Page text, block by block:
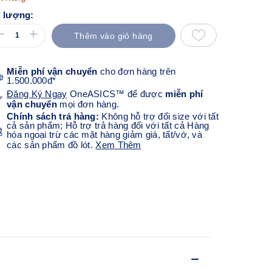
lượng:
Thêm vào giỏ hàng
Miễn phí vận chuyển cho đơn hàng trên
1.500.000đ*
Đăng Ký Ngay OneASICS™ để được miễn phí
vận chuyển mọi đơn hàng.
Chính sách trả hàng: Không hỗ trợ đổi size với tất
cả sản phẩm; Hỗ trợ trả hàng đối với tất cả Hàng
hóa ngoại trừ các mặt hàng giảm giá, tất/vớ, và
các sản phẩm đồ lót.Xem Thêm